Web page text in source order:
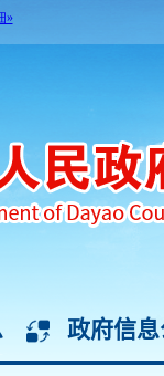
政府信